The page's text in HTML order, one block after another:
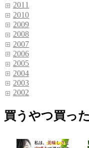
2011
2010
2009
2008
2007
2006
2005
2004
2003
2002
買うやつ買っ